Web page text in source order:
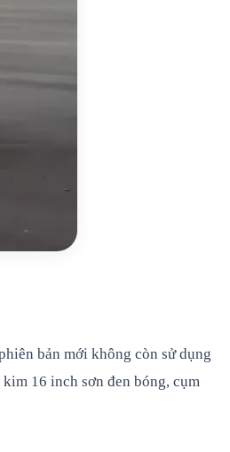
bản mới không còn sử dụng
16 inch sơn đen bóng, cụm